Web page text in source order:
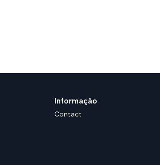
Informação
Contact